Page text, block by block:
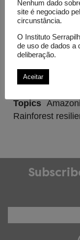
CO2
forest located in
Amount
Grant
Topics
Rainforest
Nenhum dado
site é negociado
circunstância.
O Instituto
de uso de dados a
deliberação.
Aceitar